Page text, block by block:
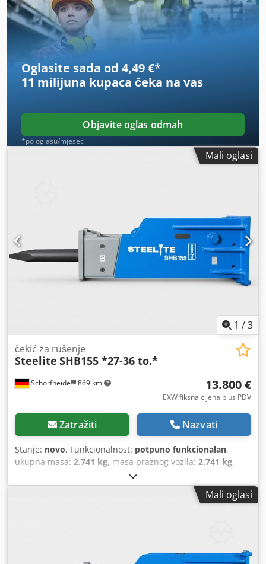
Oglasite sada od 4,49 €*
11 milijuna kupaca čeka na vas
Objavite oglas odmah
*po oglasu/mjesec
Mali oglasi
1 /3
Schorfheide 869 km
čekić za rušenje
Steelite SHB155 *27-36 to.*
13.800 €
EXW fiksna cijena plus PDV
Zatražiti Nazvati
Stanje: novo, Funkcionalnost: potpuno funkcionalan,
ukupna masa: 2.741 kg, masa praznog vozila: 2.741 kg,
, Godina proizvodnje:
HIDRAULIČKI ČEKIĆ SHB155 STEELITE hidraulički čekići
srednje klase odlikuju se snažnim udarcem, robusnom
optimalnu kombinaciju udarne energije, učinkovitosti i
dugovječnosti. Konstrukcija s prigušenjem buke i vibracija
Mali oglasi